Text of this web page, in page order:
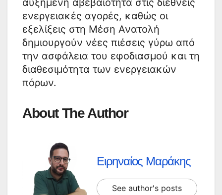
αυξημένη αβεβαιότητα στις διεθνείς
ενεργειακές αγορές, καθώς οι
εξελίξεις στη Μέση Ανατολή
δημιουργούν νέες πιέσεις γύρω από
την ασφάλεια του εφοδιασμού και τη
διαθεσιμότητα των ενεργειακών
πόρων.
About The Author
Ειρηναίος Μαράκης
See author's posts